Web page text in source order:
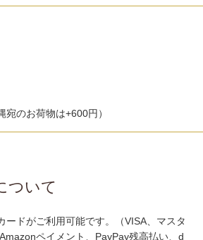
宛のお荷物は+600円）
ついて
ードがご利用可能です。（VISA、マスタ
ペイメント、PayPay残高払い、d